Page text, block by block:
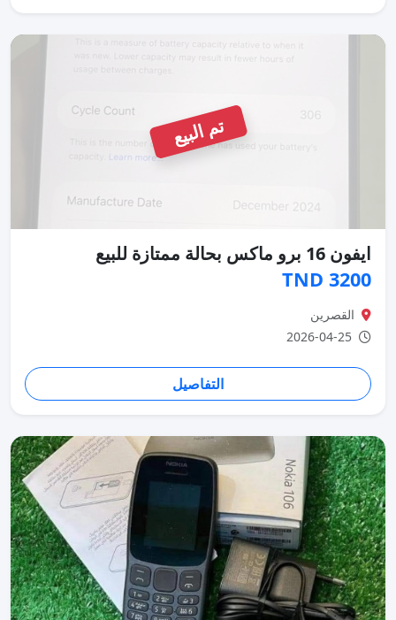
تم البيع
ايفون 16 برو ماكس بحالة ممتازة للبيع
3200 TND
القصرين
التفاصيل